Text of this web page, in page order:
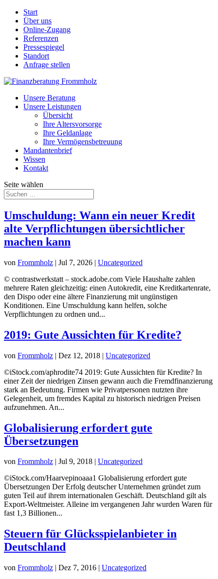
Start
Über uns
Online-Zugang
Referenzen
Pressespiegel
Standort
Anfrage stellen
Unsere Beratung
Unsere Leistungen
Übersicht
Ihre Altersvorsorge
Ihre Geldanlage
Ihre Vermögensbetreuung
Mandantenbrief
Wissen
Kontakt
Seite wählen
Umschuldung: Wann ein neuer Kredit
alte Verpflichtungen übersichtlicher
machen kann
von Frommholz | Jul 7, 2026 | Uncategorized
© contrastwerkstatt – stock.adobe.com Viele Haushalte zahlen
mehrere Raten gleichzeitig: einen Autokredit, eine Kreditkartenrate,
den Dispo oder eine ältere Finanzierung mit ungünstigen
Konditionen. Eine Umschuldung kann helfen, solche
Verpflichtungen zu ordnen und...
2019: Gute Aussichten für Kredite?
von Frommholz | Dez 12, 2018 | Uncategorized
©iStock.com/aphrodite74 2019: Gute Aussichten für Kredite? In
einer Zeit der niedrigen Zinsen gewann auch die Fremdfinanzierung
stark an Bedeutung. Firmen wie Privatpersonen nutzten ihre
Gelegenheit, um fremdes Kapital zu historisch niedrigen Preisen
aufzunehmen. An...
Globalisierung erfordert gute
Übersetzungen
von Frommholz | Jul 9, 2018 | Uncategorized
©iStock.com/Haarvepinoaaa1 Globalisierung erfordert gute
Übersetzungen Der Erfolg deutscher Unternehmen gründet zum
guten Teil auf ihrem internationalen Geschäft. Deutschland gilt als
Export-Weltmeister. Alleine im vergangenen Jahr wurden Waren für
fast 1,3 Billionen...
Steuern für Glücksspielanbieter in
Deutschland
von Frommholz | Dez 7, 2016 | Uncategorized